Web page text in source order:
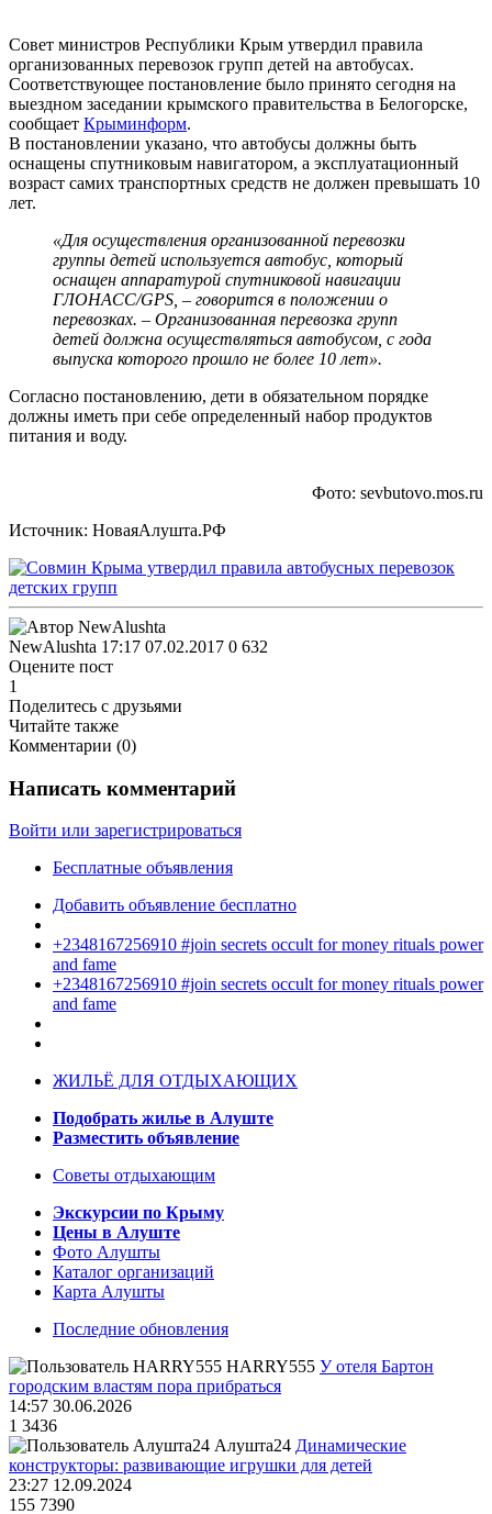
Совет министров Республики Крым утвердил правила
организованных перевозок групп детей на автобусах.
Соответствующее постановление было принято сегодня на
выездном заседании крымского правительства в Белогорске,
сообщает Крыминформ.
В постановлении указано, что автобусы должны быть
оснащены спутниковым навигатором, а эксплуатационный
возраст самих транспортных средств не должен превышать 10
лет.
«Для осуществления организованной перевозки
группы детей используется автобус, который
оснащен аппаратурой спутниковой навигации
ГЛОНАСС/GPS, – говорится в положении о
перевозках. – Организованная перевозка групп
детей должна осуществляться автобусом, с года
выпуска которого прошло не более 10 лет».
Согласно постановлению, дети в обязательном порядке
должны иметь при себе определенный набор продуктов
питания и воду.
Фото: sevbutovo.mos.ru
Источник: НоваяАлушта.РФ
NewAlushta 17:17 07.02.2017 0 632
Оцените пост
1
Поделитесь с друзьями
Читайте также
Комментарии (0)
Написать комментарий
Войти или зарегистрироваться
Бесплатные объявления
Добавить объявление бесплатно
+2348167256910 #join secrets occult for money rituals power
and fame
+2348167256910 #join secrets occult for money rituals power
and fame
ЖИЛЬЁ ДЛЯ ОТДЫХАЮЩИХ
Подобрать жилье в Алуште
Разместить объявление
Советы отдыхающим
Экскурсии по Крыму
Цены в Алуште
Фото Алушты
Каталог организаций
Карта Алушты
Последние обновления
HARRY555 У отеля Бартон
городским властям пора прибраться
14:57 30.06.2026
1 3436
Алушта24 Динамические
конструкторы: развивающие игрушки для детей
23:27 12.09.2024
155 7390